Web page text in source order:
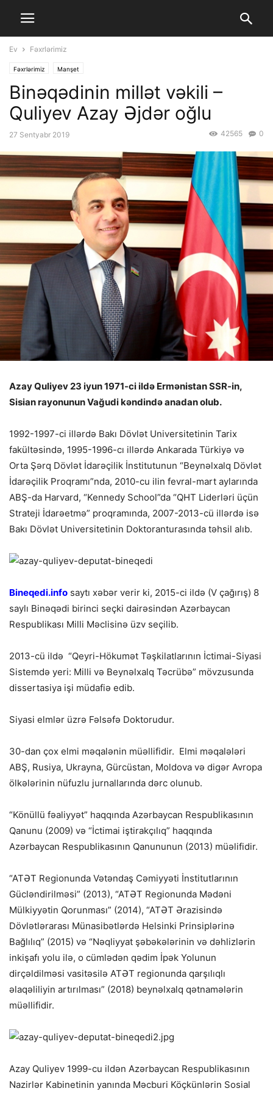
Ev Fəxrlərimiz
Fəxrlərimiz Manşet
Binəqədinin millət vəkili –
Quliyev Azay Əjdər oğlu
27 Sentyabr 2019 0
42565
Azay Quliyev 23 iyun 1971-ci ildə Ermənistan SSR-in,
Sisian rayonunun Vağudi kəndində anadan olub.
1992-1997-ci illərdə Bakı Dövlət Universitetinin Tarix
fakültəsində, 1995-1996-cı illərdə Ankarada Türkiyə və
Orta Şərq Dövlət İdarəçilik İnstitutunun “Beynəlxalq Dövlət
İdarəçilik Proqramı”nda, 2010-cu ilin fevral-mart aylarında
ABŞ-da Harvard, “Kennedy School”da “QHT Liderləri üçün
Strateji İdarəetmə” proqramında, 2007-2013-cü illərdə isə
Bakı Dövlət Universitetinin Doktoranturasında təhsil alıb.
Bineqedi.info saytı xəbər verir ki, 2015-ci ildə (V çağırış) 8
saylı Binəqədi birinci seçki dairəsindən Azərbaycan
Respublikası Milli Məclisinə üzv seçilib.
2013-cü ildə “Qeyri-Hökumət Təşkilatlarının İctimai-Siyasi
Sistemdə yeri: Milli və Beynəlxalq Təcrübə” mövzusunda
dissertasiya işi müdafiə edib.
Siyasi elmlər üzrə Fəlsəfə Doktorudur.
30-dan çox elmi məqalənin müəllifidir. Elmi məqalələri
ABŞ, Rusiya, Ukrayna, Gürcüstan, Moldova və digər Avropa
ölkələrinin nüfuzlu jurnallarında dərc olunub.
“Könüllü fəaliyyət” haqqında Azərbaycan Respublikasının
Qanunu (2009) və “İctimai iştirakçılıq” haqqında
Azərbaycan Respublikasının Qanununun (2013) müəlifidir.
“ATƏT Regionunda Vətəndaş Cəmiyyəti İnstitutlarının
Gücləndirilməsi” (2013), “ATƏT Regionunda Mədəni
Mülkiyyətin Qorunması” (2014), “ATƏT Ərazisində
Dövlətlərarası Münasibətlərdə Helsinki Prinsiplərinə
Bağlılıq” (2015) və “Nəqliyyat şəbəkələrinin və dəhlizlərin
inkişafı yolu ilə, o cümlədən qədim İpək Yolunun
dirçəldilməsi vasitəsilə ATƏT regionunda qarşılıqlı
əlaqəliliyin artırılması” (2018) beynəlxalq qətnamələrin
müəllifidir.
Azay Quliyev 1999-cu ildən Azərbaycan Respublikasının
Nazirlər Kabinetinin yanında Məcburi Köçkünlərin Sosial